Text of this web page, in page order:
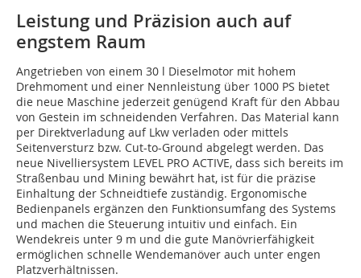
Leistung und Präzision auch auf
engstem Raum
Angetrieben von einem 30 l Dieselmotor mit hohem
Drehmoment und einer Nennleistung über 1000 PS bietet
die neue Maschine jederzeit genügend Kraft für den Abbau
von Gestein im schneidenden Verfahren. Das Material kann
per Direktverladung auf Lkw verladen oder mittels
Seitenversturz bzw. Cut-to-Ground abgelegt werden. Das
neue Nivelliersystem LEVEL PRO ACTIVE, dass sich bereits im
Straßenbau und Mining bewährt hat, ist für die präzise
Einhaltung der Schneidtiefe zuständig. Ergonomische
Bedienpanels ergänzen den Funktionsumfang des Systems
und machen die Steuerung intuitiv und einfach. Ein
Wendekreis unter 9 m und die gute Manövrierfähigkeit
ermöglichen schnelle Wendemanöver auch unter engen
Platzverhältnissen.